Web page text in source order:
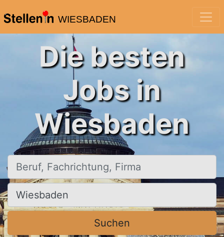
WIESBADEN
Die besten
Jobs in
Wiesbaden
Beruf, Fachrichtung, Firma
Ort, Stadt
Suchen